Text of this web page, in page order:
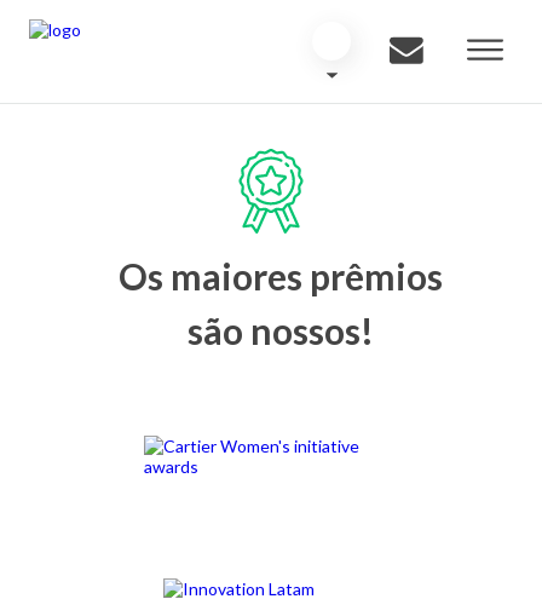
Os maiores prêmios
são nossos!